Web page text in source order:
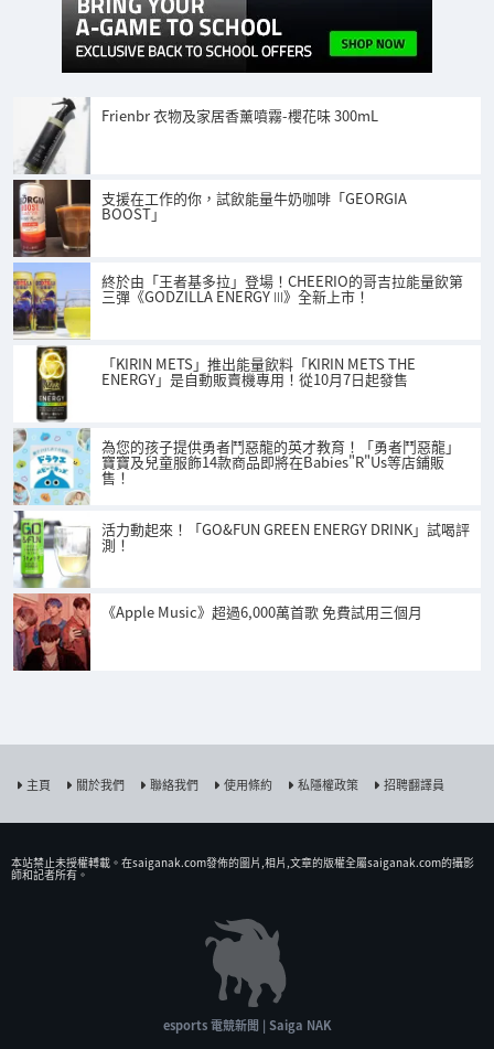
Frienbr 衣物及家居香薰噴霧-櫻花味 300mL
支援在工作的你，試飲能量牛奶咖啡「GEORGIA
BOOST」
終於由「王者基多拉」登場！CHEERIO的哥吉拉能量飲第
三彈《GODZILLA ENERGY Ⅲ》全新上市！
「KIRIN METS」推出能量飲料「KIRIN METS THE
ENERGY」是自動販賣機專用！從10月7日起發售
為您的孩子提供勇者鬥惡龍的英才教育！「勇者鬥惡龍」
寶寶及兒童服飾14款商品即將在Babies"R"Us等店鋪販
售！
活力動起來！「GO&FUN GREEN ENERGY DRINK」試喝評
測！
《Apple Music》超過6,000萬首歌 免費試用三個月
主頁 關於我們 聯絡我們 使用條約 私隱權政策 招聘翻譯員
本站禁止未授權𨍭載。在saiganak.com發佈的圖片,相片,文章的版權全屬saiganak.com的攝影
師和記者所有。
esports 電競新聞 | Saiga NAK